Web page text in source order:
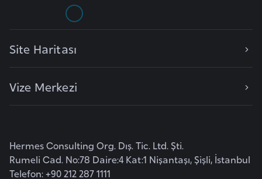
Site Haritası
Vize Merkezi
Hermes Consulting Org. Dış. Tic. Ltd. Şti.
Rumeli Cad. No:78 Daire:4 Kat:1 Nişantaşı, Şişli, İstanbul
Telefon: +90 212 287 1111
n
n
a